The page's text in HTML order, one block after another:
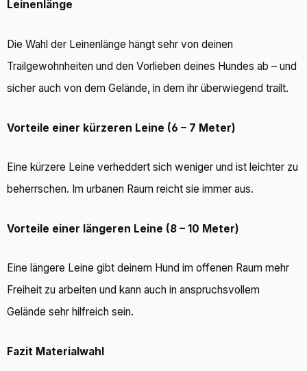
Leinenlänge
Die Wahl der Leinenlänge hängt sehr von deinen
Trailgewohnheiten und den Vorlieben deines Hundes ab – und
sicher auch von dem Gelände, in dem ihr überwiegend trailt.
Vorteile einer kürzeren Leine (6 – 7 Meter)
Eine kürzere Leine verheddert sich weniger und ist leichter zu
beherrschen. Im urbanen Raum reicht sie immer aus.
Vorteile einer längeren Leine (8 – 10 Meter)
Eine längere Leine gibt deinem Hund im offenen Raum mehr
Freiheit zu arbeiten und kann auch in anspruchsvollem
Gelände sehr hilfreich sein.
Fazit Materialwahl